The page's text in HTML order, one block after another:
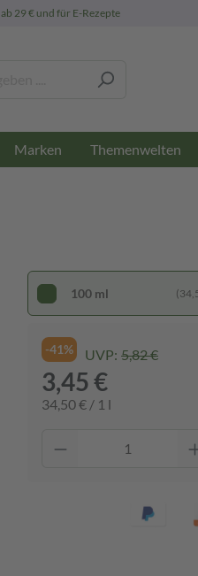
ab 29 € und für E-Rezepte
Marken Themenwelten
100 ml
-41% UVP: 5,82 €
3,45 €
34,50 € / 1 l